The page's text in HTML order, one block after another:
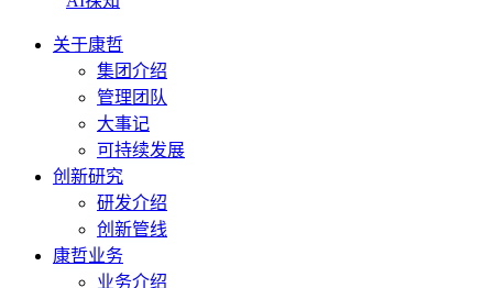
关于康哲
集团介绍
管理团队
大事记
可持续发展
创新研究
研发介绍
创新管线
康哲业务
业务介绍